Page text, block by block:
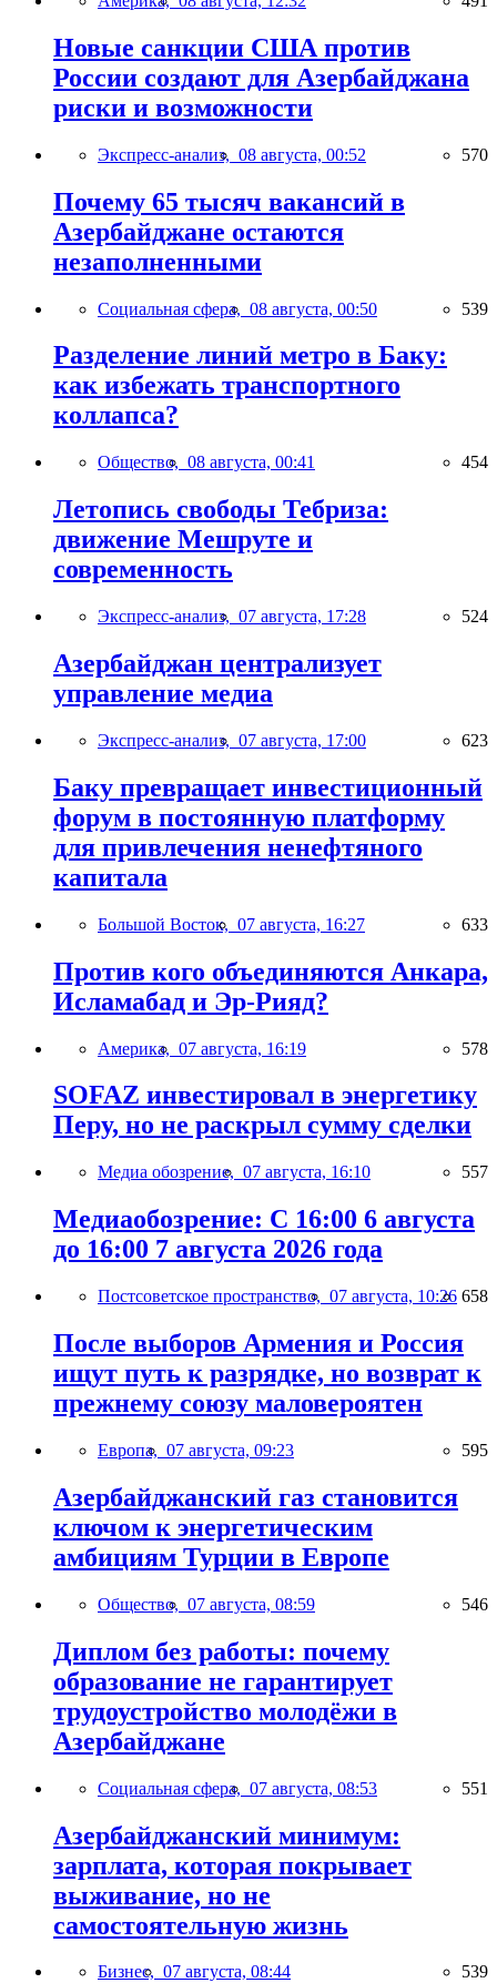
Новые санкции США против
России создают для Азербайджана
риски и возможности
Экспресс-анализ, 08 августа, 00:52 570
Почему 65 тысяч вакансий в
Азербайджане остаются
незаполненными
Социальная сфера, 08 августа, 00:50 539
Разделение линий метро в Баку:
как избежать транспортного
коллапса?
Общество, 08 августа, 00:41 454
Летопись свободы Тебриза:
движение Мешруте и
современность
Экспресс-анализ, 07 августа, 17:28 524
Азербайджан централизует
управление медиа
Экспресс-анализ, 07 августа, 17:00 623
Баку превращает инвестиционный
форум в постоянную платформу
для привлечения ненефтяного
капитала
Большой Восток, 07 августа, 16:27 633
Против кого объединяются Анкара,
Исламабад и Эр-Рияд?
Америка, 07 августа, 16:19 578
SOFAZ инвестировал в энергетику
Перу, но не раскрыл сумму сделки
Медиа обозрение, 07 августа, 16:10 557
Медиаобозрение: С 16:00 6 августа
до 16:00 7 августа 2026 года
Постсоветское пространство, 07 августа, 10:26 658
После выборов Армения и Россия
ищут путь к разрядке, но возврат к
прежнему союзу маловероятен
Европа, 07 августа, 09:23 595
Азербайджанский газ становится
ключом к энергетическим
амбициям Турции в Европе
Общество, 07 августа, 08:59 546
Диплом без работы: почему
образование не гарантирует
трудоустройство молодёжи в
Азербайджане
Социальная сфера, 07 августа, 08:53 551
Азербайджанский минимум:
зарплата, которая покрывает
выживание, но не
самостоятельную жизнь
Бизнес, 07 августа, 08:44 539